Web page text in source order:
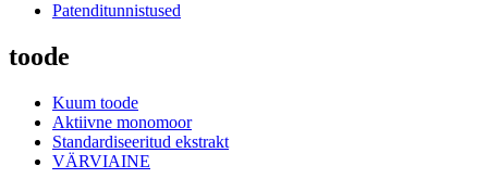
Patenditunnistused
toode
Kuum toode
Aktiivne monomoor
Standardiseeritud ekstrakt
VÄRVIAINE